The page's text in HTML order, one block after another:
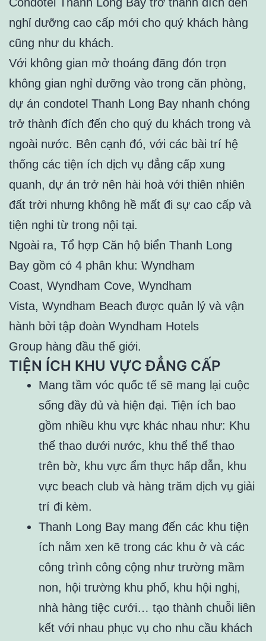
nghỉ dưỡng cao cấp mới cho quý khách hàng
cũng như du khách.
Với không gian mở thoáng đãng đón trọn
không gian nghỉ dưỡng vào trong căn phòng,
dự án condotel Thanh Long Bay nhanh chóng
trở thành đích đến cho quý du khách trong và
ngoài nước. Bên cạnh đó, với các bài trí hệ
thống các tiện ích dịch vụ đẳng cấp xung
quanh, dự án trở nên hài hoà với thiên nhiên
đất trời nhưng không hề mất đi sự cao cấp và
tiện nghi từ trong nội tại.
Ngoài ra, Tổ hợp Căn hộ biển Thanh Long
Bay gồm có 4 phân khu: Wyndham
Coast, Wyndham Cove, Wyndham
Vista, Wyndham Beach được quản lý và vận
hành bởi tập đoàn Wyndham Hotels
Group hàng đầu thế giới.
TIỆN ÍCH KHU VỰC ĐẲNG CẤP
Mang tầm vóc quốc tế sẽ mang lại cuộc
sống đầy đủ và hiện đại. Tiện ích bao
gồm nhiều khu vực khác nhau như: Khu
thể thao dưới nước, khu thể thể thao
trên bờ, khu vực ẩm thực hấp dẫn, khu
vực beach club và hàng trăm dịch vụ giải
trí đi kèm.
Thanh Long Bay mang đến các khu tiện
ích nằm xen kẽ trong các khu ở và các
công trình công cộng như trường mầm
non, hội trường khu phố, khu hội nghị,
nhà hàng tiệc cưới… tạo thành chuỗi liên
kết với nhau phục vụ cho nhu cầu khách